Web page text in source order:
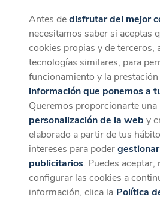
CaixaForum+
La mejor experiencia
Contenido
para 'Halston'
Antes dedisfrutar del mejor
necesitamos saber si aceptas
cookies propias y de terceros,
tecnologías similares, para
funcionamiento y la
información que ponemos a
Queremos proporcionarte
personalización de la web y
elaborado a partir de tus
intereses para poder
publicitarios. Puedes aceptar,
configurar las cookies a
información, clica la Política